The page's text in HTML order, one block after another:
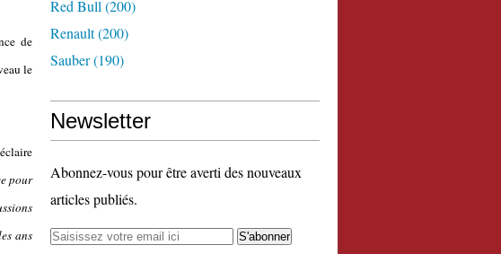
de
le
pour
ans
Red Bull (200)
Renault(200)
Sauber(190)
Newsletter
Abonnez-vous pour être averti des nouveaux
articles publiés.